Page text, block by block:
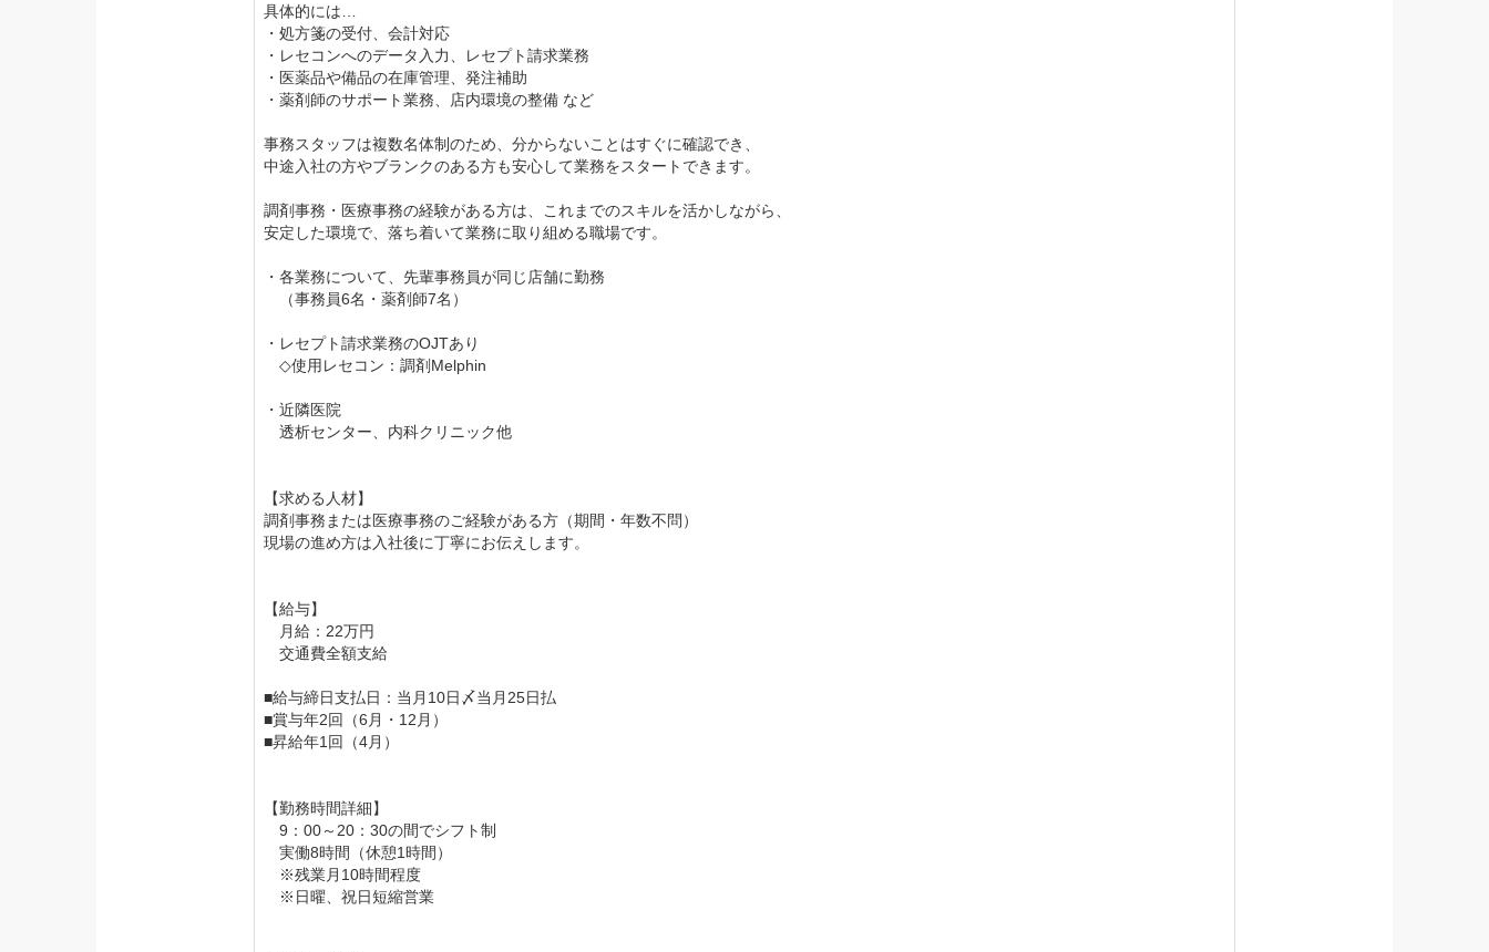
具体的には…
・処方箋の受付、会計対応
・レセコンへのデータ入力、レセプト請求業務
・医薬品や備品の在庫管理、発注補助
・薬剤師のサポート業務、店内環境の整備 など
事務スタッフは複数名体制のため、分からないことはすぐに確認でき、
中途入社の方やブランクのある方も安心して業務をスタートできます。
調剤事務・医療事務の経験がある方は、これまでのスキルを活かしながら、
安定した環境で、落ち着いて業務に取り組める職場です。
・各業務について、先輩事務員が同じ店舗に勤務
（事務員6名・薬剤師7名）
・レセプト請求業務のOJTあり
◇使用レセコン：調剤Melphin
・近隣医院
透析センター、内科クリニック他
【求める人材】
調剤事務または医療事務のご経験がある方（期間・年数不問）
現場の進め方は入社後に丁寧にお伝えします。
【給与】
月給：22万円
交通費全額支給
■給与締日支払日：当月10日〆当月25日払
■賞与年2回（6月・12月）
■昇給年1回（4月）
【勤務時間詳細】
9：00～20：30の間でシフト制
実働8時間（休憩1時間）
※残業月10時間程度
※日曜、祝日短縮営業